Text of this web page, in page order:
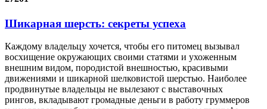
Шикарная шерсть: секреты успеха
Каждому владельцу хочется, чтобы его питомец вызывал
восхищение окружающих своими статями и ухоженным
внешним видом, породистой внешностью, красивыми
движениями и шикарной шелковистой шерстью. Наиболее
продвинутые владельцы не вылезают с выставочных
рингов, вкладывают громадные деньги в работу груммеров